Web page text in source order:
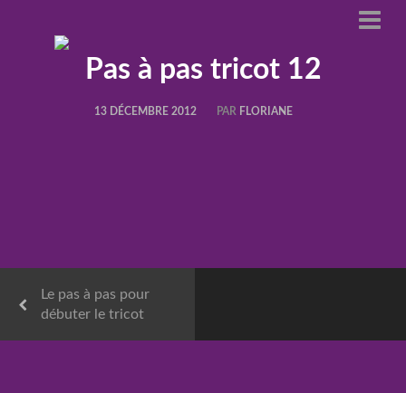
Pas à pas tricot 12
13 DÉCEMBRE 2012 PAR FLORIANE
Le pas à pas pour
débuter le tricot